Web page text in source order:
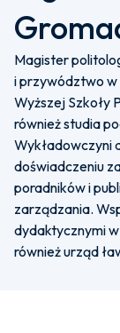
Magister
i przywództwo w
Wyższej Szkoły
również studia
Wykładowczyni
doświadczeniu
poradników i
zarządzania.
dydaktycznymi
również urząd